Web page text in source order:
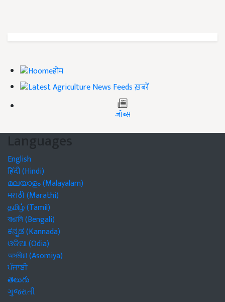
होम
ख़बरें
जॉब्स
Languages
English
हिंदी (Hindi)
മലയാളം (Malayalam)
मराठी (Marathi)
தமிழ் (Tamil)
বাঙালি (Bengali)
ಕನ್ನಡ (Kannada)
ଓଡିଆ (Odia)
অসমীয়া (Asomiya)
ਪੰਜਾਬੀ
తెలుగు
ગુજરાતી